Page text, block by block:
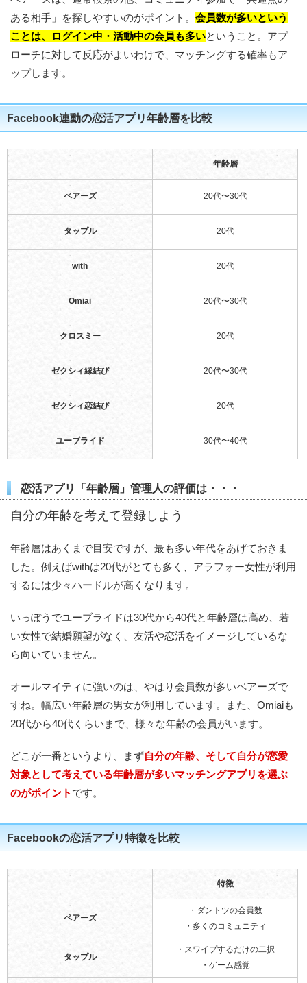
ある相手」を探しやすいのがポイント。 会員数が多いという
ことは、ログイン中・活動中の会員も多いということ。アプ
ローチに対して反応がよいわけで、マッチングする確率もア
ップします。
Facebook連動の恋活アプリ年齢層を比較
年齢層
ペアーズ 20代〜30代
タップル 20代
with 20代
Omiai 20代〜30代
クロスミー 20代
ゼクシィ縁結び 20代〜30代
ゼクシィ恋結び 20代
ユーブライド 30代〜40代
恋活アプリ「年齢層」管理人の評価は・・・
自分の年齢を考えて登録しよう
年齢層はあくまで目安ですが、最も多い年代をあげておきま
した。例えばwithは20代がとても多く、アラフォー女性が利用
するには少々ハードルが高くなります。
いっぽうでユーブライドは30代から40代と年齢層は高め、若
い女性で結婚願望がなく、友活や恋活をイメージしているな
ら向いていません。
オールマイティに強いのは、やはり会員数が多いペアーズで
すね。幅広い年齢層の男女が利用しています。また、Omiaiも
20代から40代くらいまで、様々な年齢の会員がいます。
どこが一番というより、まず自分の年齢、そして自分が恋愛
対象として考えている年齢層が多いマッチングアプリを選ぶ
のがポイント です。
Facebookの恋活アプリ特徴を比較
特徴
ペアーズ
・ダントツの会員数
・多くのコミュニティ
タップル
・スワイプするだけの二択
・ゲーム感覚